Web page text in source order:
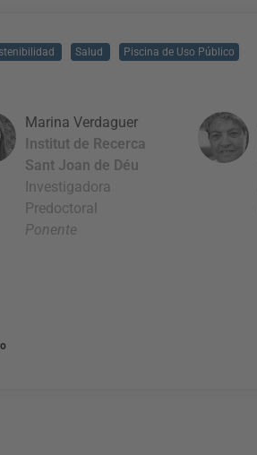
Salud Piscina de Uso Público
Marina Verdaguer
Institut de Recerca
Sant Joan de Déu
Investigadora
Predoctoral
Ponente